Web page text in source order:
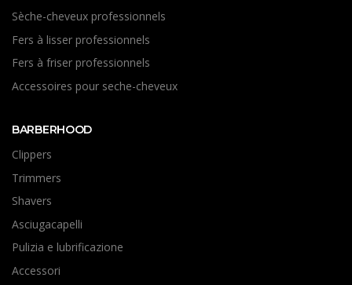
Sèche-cheveux professionnels
Fers à lisser professionnels
Fers à friser professionnels
Accessoires pour seche-cheveux
BARBERHOOD
Clippers
Trimmers
Shavers
Asciugacapelli
Pulizia e lubrificazione
Accessori